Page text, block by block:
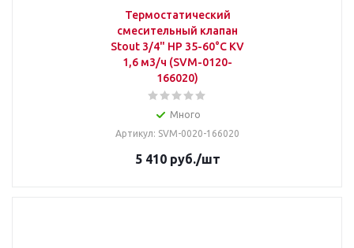
Термостатический
смесительный клапан
Stout 3/4" НР 35-60°С KV
1,6 м3/ч (SVM-0120-
166020)
Много
Артикул: SVM-0020-166020
5 410руб./шт